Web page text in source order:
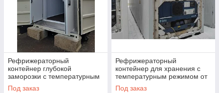
Рефрижераторный
контейнер глубокой
заморозки с температурным
режимом от -60
Под заказ
Рефрижераторный
контейнер для хранения с
температурным режимом от
--25...-18
Под заказ